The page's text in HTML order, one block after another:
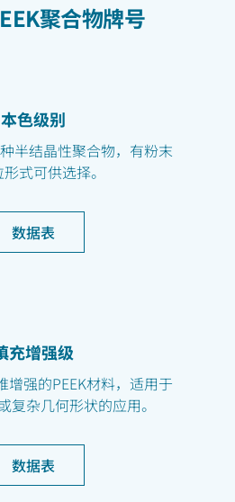
聚合物牌号
本色级别
半结晶性聚合物，有粉末
式可供选择。
数据表
充增强级
增强的PEEK材料，适用于
复杂几何形状的应用。
数据表